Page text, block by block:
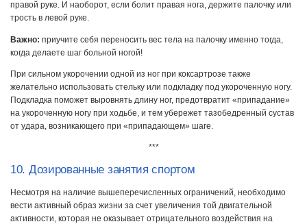
правой руке. И наоборот, если болит правая нога, держите палочку или
трость в левой руке.
Важно: приучите себя переносить вес тела на палочку именно тогда,
когда делаете шаг больной ногой!
При сильном укорочении одной из ног при коксартрозе также
желательно использовать стельку или подкладку под укороченную ногу.
Подкладка поможет выровнять длину ног, предотвратит «припадание»
на укороченную ногу при ходьбе, и тем убережет тазобедренный сустав
от удара, возникающего при «припадающем» шаге.
***
10. Дозированные занятия спортом
Несмотря на наличие вышеперечисленных ограничений, необ­ходимо
вести активный образ жизни за счет увеличения той дви­гательной
активности, которая не оказывает отрицательного воз­действия на